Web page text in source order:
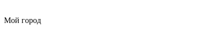
Мой город